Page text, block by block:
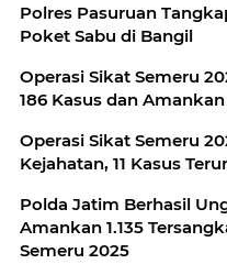
Polres Pasuruan
Poket Sabu di Bangil
Operasi Sikat Semeru
186 Kasus dan
Operasi Sikat Semeru
Kejahatan, 11 Kasus
Polda Jatim Berhasil
Amankan 1.135
Semeru 2025